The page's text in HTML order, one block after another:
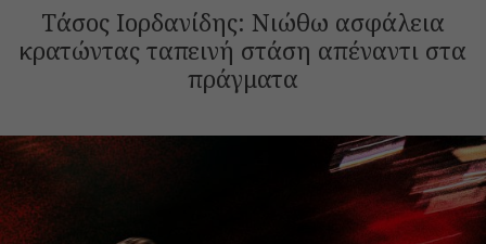
Tάσος Ιορδανίδης: Νιώθω ασφάλεια
κρατώντας ταπεινή στάση απέναντι στα
πράγματα